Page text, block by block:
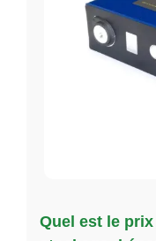
Quel est le